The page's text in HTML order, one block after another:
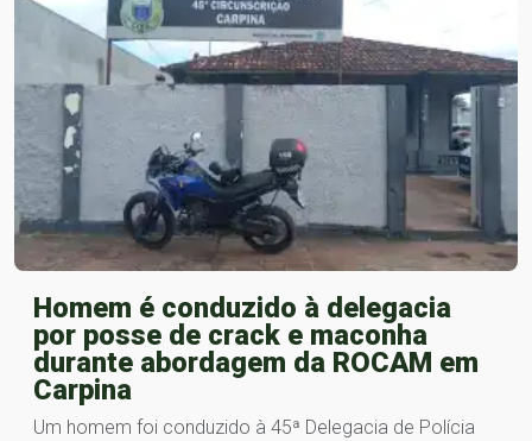
Homem é conduzido à delegacia
por posse de crack e maconha
durante abordagem da ROCAM em
Carpina
Um homem foi conduzido à 45ª Delegacia de Polícia